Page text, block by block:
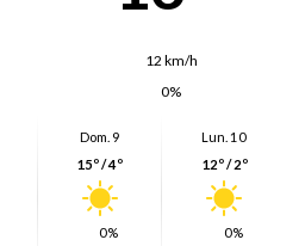
12 km/h
0%
Dom. 9
15º / 4º
0%
Lun. 10
12º / 2º
0%